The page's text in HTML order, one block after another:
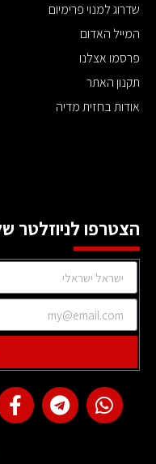
שדרוג למנוי פרימיום
המייל האדום
פרסמו אצלנו
תקנון האתר
אודות בחזית מדיה
הצטרפו לניוזלטר